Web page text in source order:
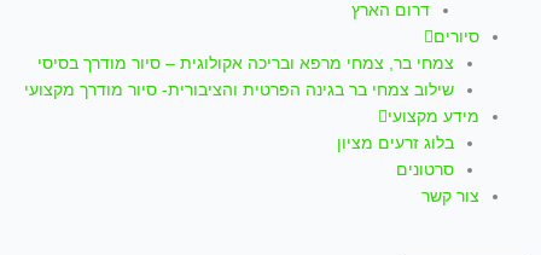
דרום הארץ
סיורים
צמחי בר, צמחי מרפא ובריכה אקולוגית – סיור מודרך בסיסי
שילוב צמחי בר בגינה הפרטית והציבורית- סיור מודרך מקצועי
מידע מקצועי
בלוג זרעים מציון
סרטונים
צור קשר